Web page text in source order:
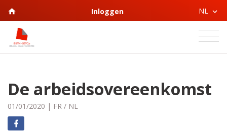
Inloggen NL
De arbeidsovereenkomst
01/01/2020 | FR / NL